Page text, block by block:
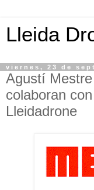
Lleida
viernes, 23 de
Agustí
colaboran
Lleidadrone